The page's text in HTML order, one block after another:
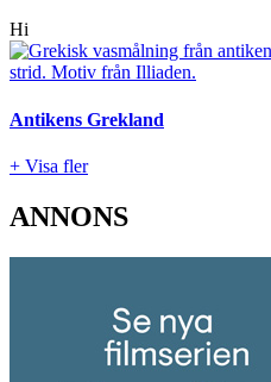
Hi
Antikens Grekland
+ Visa fler
ANNONS